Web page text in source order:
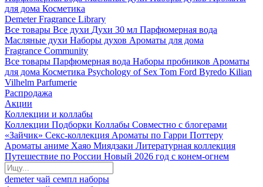
для дома Косметика
Demeter Fragrance Library
Все товары Все духи Духи 30 мл Парфюмерная вода
Масляные духи Наборы духов Ароматы для дома
Fragrance Community
Все товары Парфюмерная вода Наборы пробников Ароматы
для дома Косметика Psychology of Sex Tom Ford Byredo Kilian
Vilhelm Parfumerie
Распродажа
Акции
Коллекции и коллабы
Коллекции Подборки Коллабы Совместно с блогерами
«Зайчик» Секс-коллекция Ароматы по Гарри Поттеру
Ароматы аниме Хаяо Миядзаки Литературная коллекция
Путешествие по России Новый 2026 год с конем-огнем
demeterчай семпл наборы